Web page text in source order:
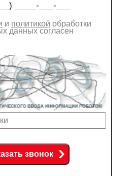
) - -
и политикой обработки
данных согласен